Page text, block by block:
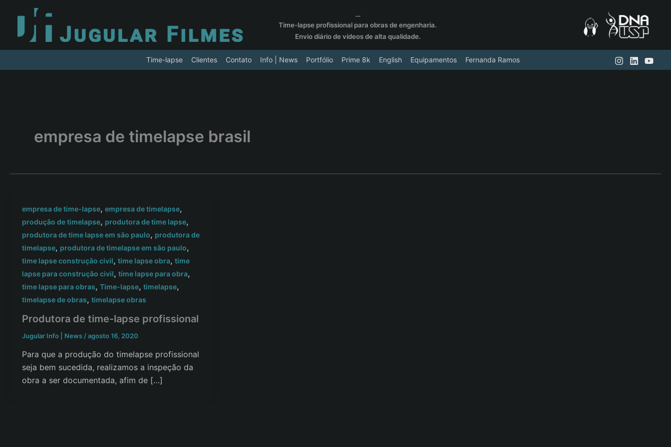
conteúdo
Time-lapse profissional para obras de engenharia.
Envio diário de vídeos de alta qualidade.
Time-lapse Clientes Contato Info | News Portfólio Prime 8k English Equipamentos Fernanda Ramos
empresa de timelapse brasil
empresa de time-lapse, empresa de timelapse,
produção de timelapse, produtora de time lapse,
produtora de time lapse em são paulo, produtora de
timelapse, produtora de timelapse em são paulo,
time lapse construção civil, time lapse obra, time
lapse para construção civil, time lapse para obra,
time lapse para obras, Time-lapse, timelapse,
timelapse de obras, timelapse obras
Produtora de time-lapse profissional
Jugular Info | News /agosto 16, 2020
Para que a produção do timelapse profissional
seja bem sucedida, realizamos a inspeção da
obra a ser documentada, afim de […]